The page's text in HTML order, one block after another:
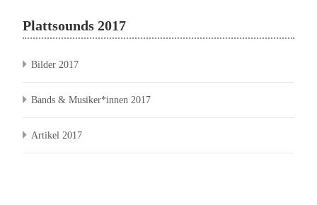
Plattsounds 2017
Bilder 2017
Bands & Musiker*innen 2017
Artikel 2017